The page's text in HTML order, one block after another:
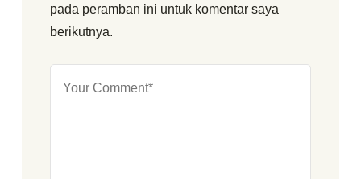
pada peramban ini untuk komentar saya
berikutnya.